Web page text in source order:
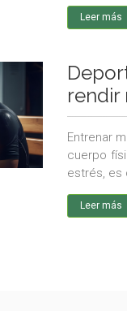
Leer más
rendir
Entrenar
cuerpo
estrés, es
Leer más